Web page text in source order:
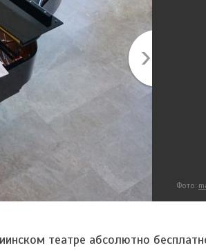
Фото:
театре абсолютно